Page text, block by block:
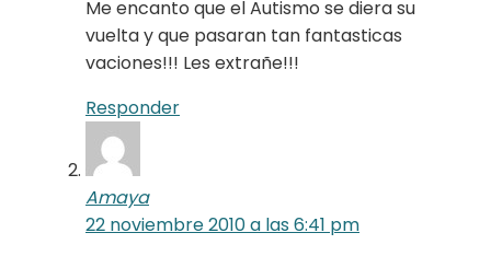
Me encanto que el Autismo se diera su
vuelta y que pasaran tan fantasticas
vaciones!!! Les extrañe!!!
Responder
Amaya
22 noviembre 2010 a las 6:41 pm